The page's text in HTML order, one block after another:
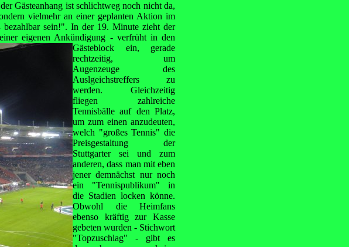
Gästeanhang ist schlichtweg noch nicht da,
vielmehr an einer geplanten Aktion im
sein!". In der 19. Minute zieht der
eigenen Ankündigung - verfrüht in den
Gästeblock ein, gerade
rechtzeitig, um
Augenzeuge des
Auslgeichstreffers zu
werden. Gleichzeitig
fliegen zahlreiche
Tennisbälle auf den Platz,
um zum einen anzudeuten,
welch "großes Tennis" die
Preisgestaltung der
Stuttgarter sei und zum
anderen, dass man mit eben
jener demnächst nur noch
ein "Tennispublikum" in
die Stadien locken könne.
Obwohl die Heimfans
ebenso kräftig zur Kasse
gebeten wurden - Stichwort
"Topzuschlag" - gibt es